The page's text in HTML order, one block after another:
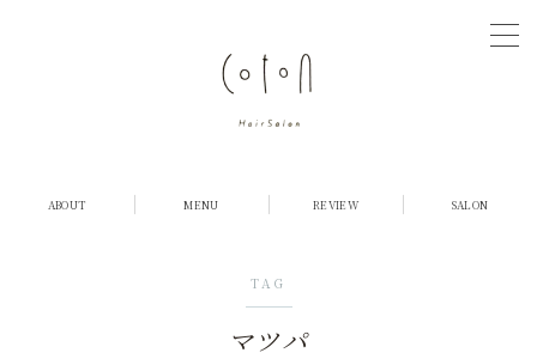
ABOUT MENU REVIEW SALON
TAG
マツパ